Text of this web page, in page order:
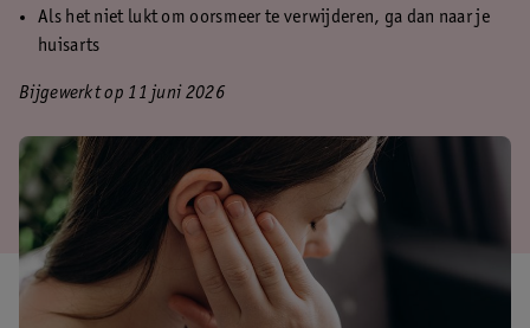
Als het niet lukt om oorsmeer te verwijderen, ga dan naar je
huisarts
Bijgewerkt op 11 juni 2026